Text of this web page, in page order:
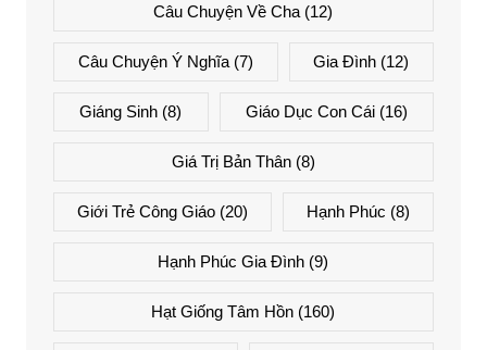
Câu Chuyện Về Cha (12)
Câu Chuyện Ý Nghĩa(7) Gia Đình (12)
Giáng Sinh (8) Giáo Dục Con Cái(16)
Giá Trị Bản Thân(8)
Giới Trẻ Công Giáo(20) Hạnh Phúc (8)
Hạnh Phúc Gia Đình (9)
Hạt Giống Tâm Hồn (160)